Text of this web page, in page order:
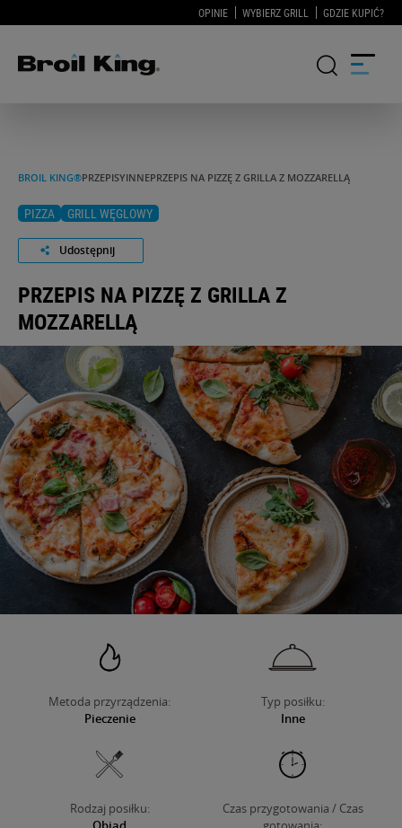
OPINIE WYBIERZ GRILL GDZIE KUPIĆ?
KUCHNIE OGRODOWE
AKCESORIA DO GRILLOWANIA
BLOG
WSPARCIE
O NAS
BROIL KING®PRZEPISYINNEPRZEPIS NA PIZZĘ Z GRILLA Z MOZZARELLĄ
PIZZA GRILL WĘGLOWY
Udostępnij
PRZEPIS NA PIZZĘ Z GRILLA Z
MOZZARELLĄ
Metoda przyrządzenia:
Pieczenie
Typ posiłku:
Inne
Rodzaj posiłku:
Czas przygotowania / Czas